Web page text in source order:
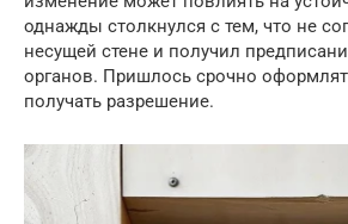
однажды столкнулся с тем, что не
несущей стене и получил
органов. Пришлось срочно
получать разрешение.